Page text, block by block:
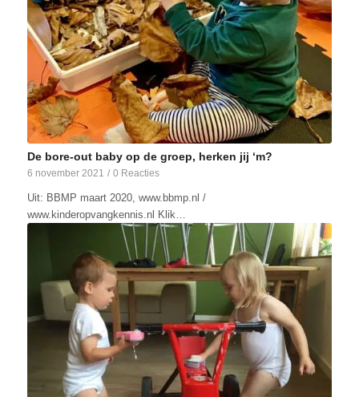
De bore-out baby op de groep, herken jij ‘m?
6 november 2021 / 0 Reacties
Uit: BBMP maart 2020, www.bbmp.nl /
www.kinderopvangkennis.nl Klik…